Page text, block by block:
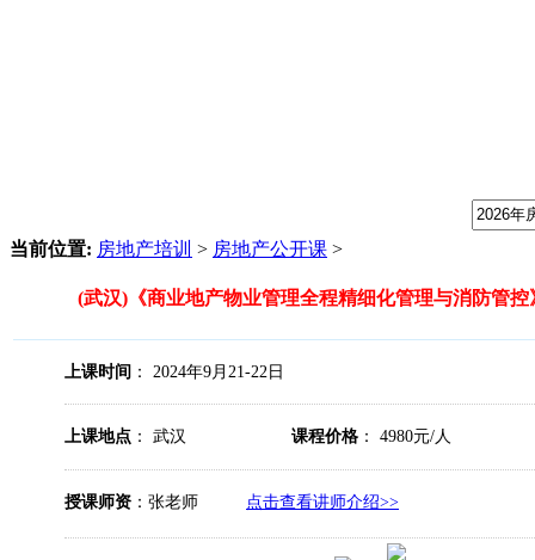
当前位置: 房地产培训 > 房地产公开课 >
(武汉)《商业地产物业管理全程精细化管理与消防管控
上课时间 ： 2024年9月21-22日
上课地点 ： 武汉 课程价格 ： 4980元/人
授课师资 ：张老师 点击查看讲师介绍>>